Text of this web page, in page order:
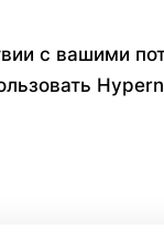
с вашими